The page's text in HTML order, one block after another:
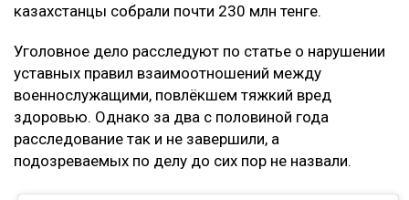
казахстанцы собрали почти 230 млн тенге.
Уголовное дело расследуют по статье о нарушении
уставных правил взаимоотношений между
военнослужащими, повлёкшем тяжкий вред
здоровью. Однако за два с половиной года
расследование так и не завершили, а
подозреваемых по делу до сих пор не назвали.